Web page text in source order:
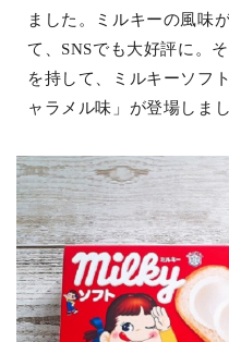
ました。ミルキーの風味
て、SNSでも大好評に。
を持して、ミルキーソフ
ャラメル味」が登場しまし